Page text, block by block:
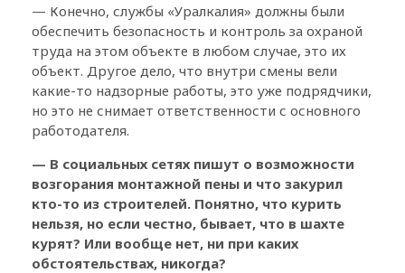
— Конечно, службы «Уралкалия» должны были
обеспечить безопасность и контроль за охраной
труда на этом объекте в любом случае, это их
объект. Другое дело, что внутри смены вели
какие-то надзорные работы, это уже подрядчики,
но это не снимает ответственности с основного
работодателя.
— В социальных сетях пишут о возможности
возгорания монтажной пены и что закурил
кто-то из строителей. Понятно, что курить
нельзя, но если честно, бывает, что в шахте
курят? Или вообще нет, ни при каких
обстоятельствах, никогда?